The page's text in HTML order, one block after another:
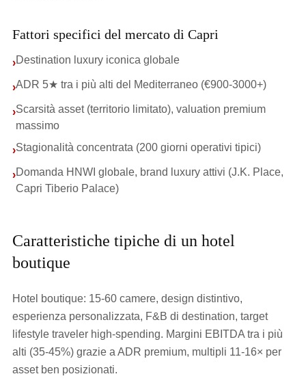
Fattori specifici del mercato di Capri
›Destination luxury iconica globale
›ADR 5★ tra i più alti del Mediterraneo (€900-3000+)
›Scarsità asset (territorio limitato), valuation premium
massimo
›Stagionalità concentrata (200 giorni operativi tipici)
›Domanda HNWI globale, brand luxury attivi (J.K. Place,
Capri Tiberio Palace)
Caratteristiche tipiche di un hotel
boutique
Hotel boutique: 15-60 camere, design distintivo,
esperienza personalizzata, F&B di destination, target
lifestyle traveler high-spending. Margini EBITDA tra i più
alti (35-45%) grazie a ADR premium, multipli 11-16× per
asset ben posizionati.